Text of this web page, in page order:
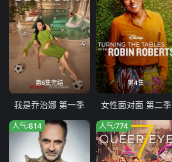
第6集完结
我是乔治娜 第一季
第4集
女性面对面 第二季
人气:814 人气:774